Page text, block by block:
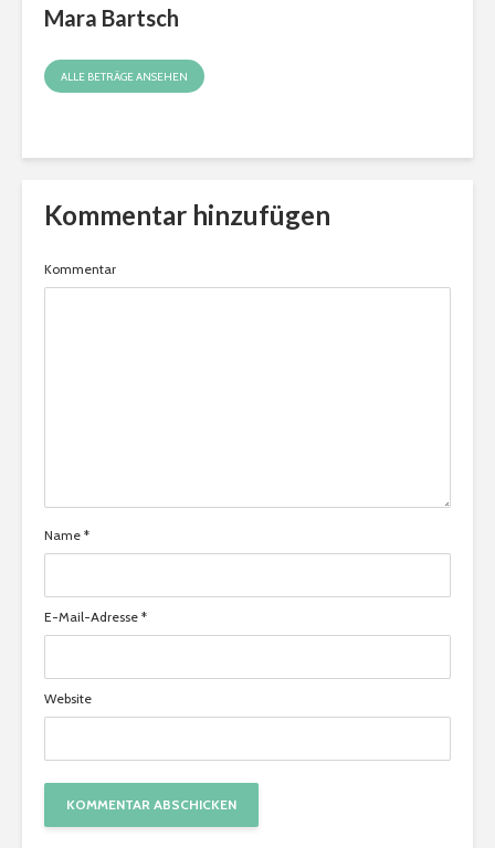
Mara Bartsch
ALLE BETRÄGE ANSEHEN
Kommentar hinzufügen
Kommentar
Name *
E-Mail-Adresse *
Website